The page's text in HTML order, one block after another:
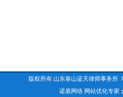
版权所有:山东泰山蓝天律师事务所
诺盾网络 网站优化专家